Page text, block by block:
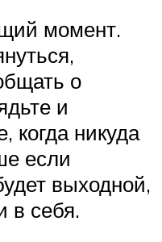
момент.
о
и
когда никуда
если
выходной,
в себя.